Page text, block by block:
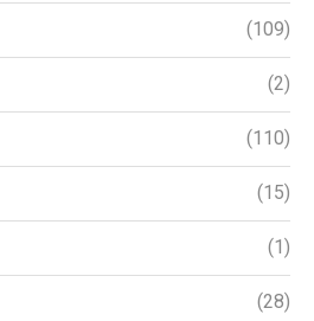
(109)
(2)
(110)
(15)
(1)
(28)